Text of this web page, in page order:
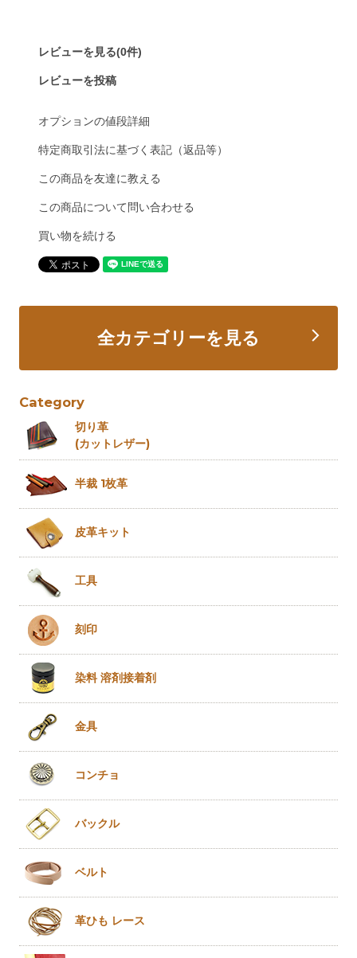
レビューを見る(0件)
レビューを投稿
オプションの値段詳細
特定商取引法に基づく表記（返品等）
この商品を友達に教える
この商品について問い合わせる
買い物を続ける
全カテゴリーを見る
Category
切り革
(カットレザー)
半裁 1枚革
皮革キット
工具
刻印
染料 溶剤接着剤
金具
コンチョ
バックル
ベルト
革ひも レース